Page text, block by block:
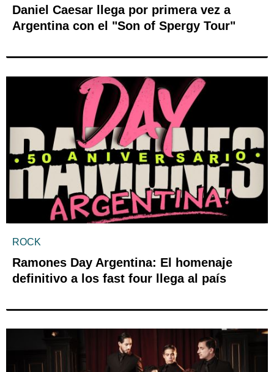
Daniel Caesar llega por primera vez a
Argentina con el "Son of Spergy Tour"
ROCK
Ramones Day Argentina: El homenaje
definitivo a los fast four llega al país